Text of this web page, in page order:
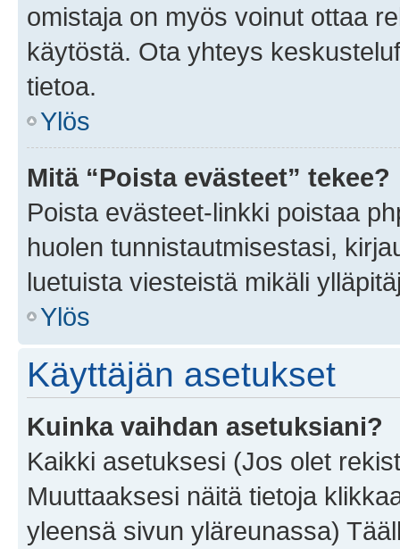
omistaja on myös voinut ottaa
käytöstä. Ota yhteys
tietoa.
Ylös
Mitä “Poista evästeet” tekee?
Poista evästeet-linkki poistaa
huolen tunnistautmisestasi,
luetuista viesteistä mikäli
Ylös
Käyttäjän asetukset
Kuinka vaihdan asetuksiani?
Kaikki asetuksesi (Jos olet
Muuttaaksesi näitä tietoja
yleensä sivun yläreunassa)